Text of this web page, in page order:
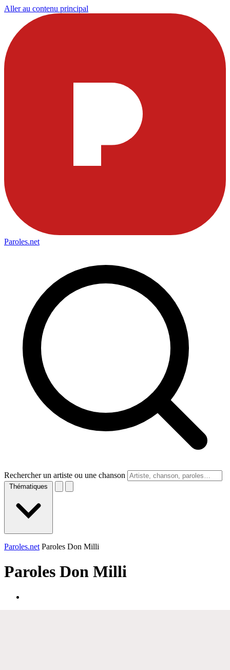
Aller au contenu principal
Paroles.net
Rechercher un artiste ou une chanson
Thématiques
Paroles.net Paroles Don Milli
Paroles Don Milli